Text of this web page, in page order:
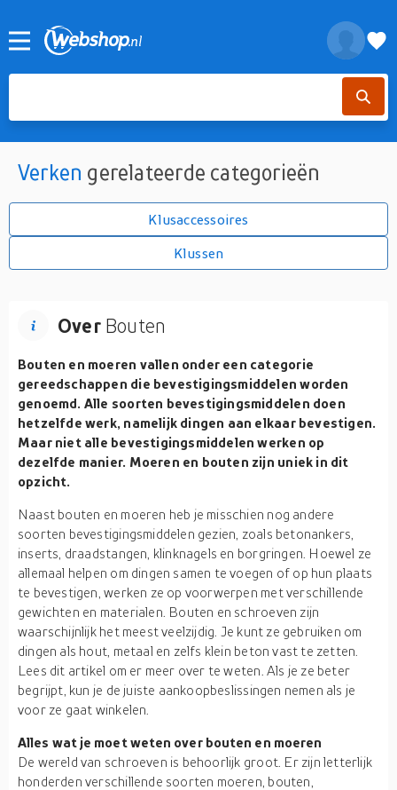
Verken gerelateerde categorieën
Klusaccessoires
Klussen
OverBouten
Bouten en moeren vallen onder een categorie
gereedschappen die bevestigingsmiddelen worden
genoemd. Alle soorten bevestigingsmiddelen doen
hetzelfde werk, namelijk dingen aan elkaar bevestigen.
Maar niet alle bevestigingsmiddelen werken op
dezelfde manier. Moeren en bouten zijn uniek in dit
opzicht.
Naast bouten en moeren heb je misschien nog andere
soorten bevestigingsmiddelen gezien, zoals betonankers,
inserts, draadstangen, klinknagels en borgringen. Hoewel ze
allemaal helpen om dingen samen te voegen of op hun plaats
te bevestigen, werken ze op voorwerpen met verschillende
gewichten en materialen. Bouten en schroeven zijn
waarschijnlijk het meest veelzijdig. Je kunt ze gebruiken om
dingen als hout, metaal en zelfs klein beton vast te zetten.
Lees dit artikel om er meer over te weten. Als je ze beter
begrijpt, kun je de juiste aankoopbeslissingen nemen als je
voor ze gaat winkelen.
Alles wat je moet weten over bouten en moeren
De wereld van schroeven is behoorlijk groot. Er zijn letterlijk
honderden verschillende soorten moeren, bouten,